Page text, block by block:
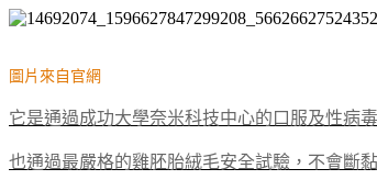
圖片來自官網
它是通過成功大學奈米科技中心的口服及性病
也通過最嚴格的雞胚胎絨毛安全試驗，不會斷